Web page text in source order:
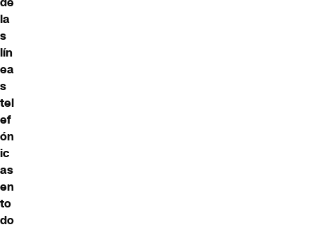
la
s
lín
ea
s
tel
ef
ón
ic
as
en
to
do